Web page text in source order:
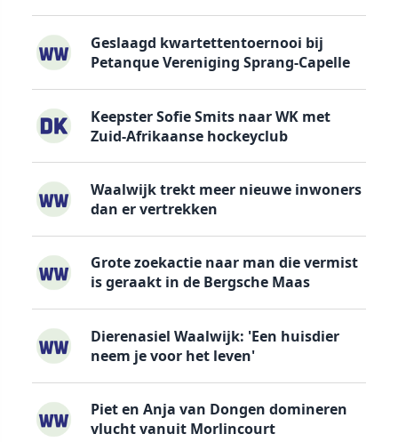
Geslaagd kwartettentoernooi bij
Petanque Vereniging Sprang-Capelle
Keepster Sofie Smits naar WK met
Zuid-Afrikaanse hockeyclub
Waalwijk trekt meer nieuwe inwoners
dan er vertrekken
Grote zoekactie naar man die vermist
is geraakt in de Bergsche Maas
Dierenasiel Waalwijk: 'Een huisdier
neem je voor het leven'
Piet en Anja van Dongen domineren
vlucht vanuit Morlincourt